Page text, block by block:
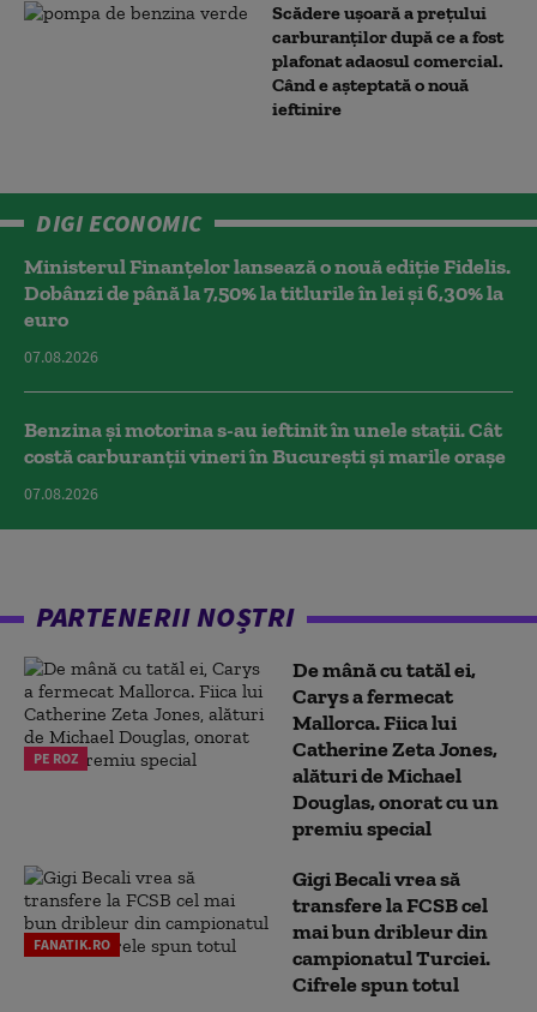
Scădere ușoară a prețului
carburanților după ce a fost
plafonat adaosul comercial.
Când e așteptată o nouă
ieftinire
DIGI ECONOMIC
Ministerul Finanțelor lansează o nouă ediție Fidelis.
Dobânzi de până la 7,50% la titlurile în lei și 6,30% la
euro
07.08.2026
Benzina și motorina s-au ieftinit în unele stații. Cât
costă carburanții vineri în București și marile orașe
07.08.2026
PARTENERII NOȘTRI
PE ROZ
De mână cu tatăl ei,
Carys a fermecat
Mallorca. Fiica lui
Catherine Zeta Jones,
alături de Michael
Douglas, onorat cu un
premiu special
FANATIK.RO
Gigi Becali vrea să
transfere la FCSB cel
mai bun dribleur din
campionatul Turciei.
Cifrele spun totul